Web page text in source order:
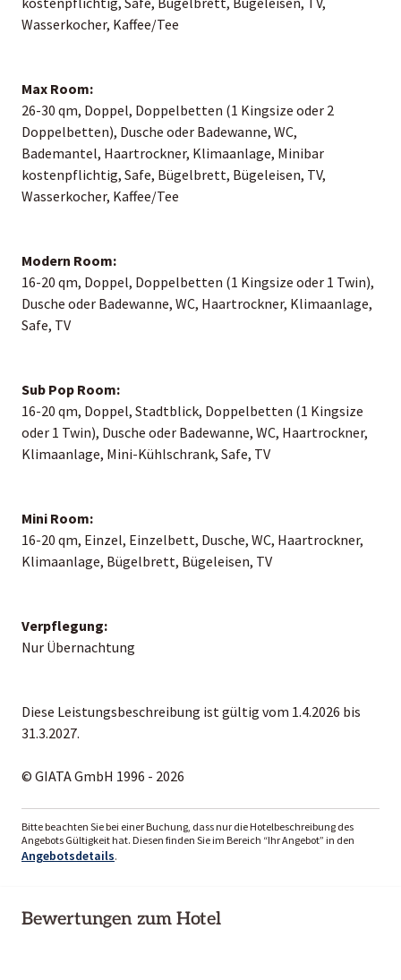
Wasserkocher, Kaffee/Tee
Max Room:
26-30 qm, Doppel, Doppelbetten (1 Kingsize oder 2
Doppelbetten), Dusche oder Badewanne, WC,
Bademantel, Haartrockner, Klimaanlage, Minibar
kostenpflichtig, Safe, Bügelbrett, Bügeleisen, TV,
Wasserkocher, Kaffee/Tee
Modern Room:
16-20 qm, Doppel, Doppelbetten (1 Kingsize oder 1 Twin),
Dusche oder Badewanne, WC, Haartrockner, Klimaanlage,
Safe, TV
Sub Pop Room:
16-20 qm, Doppel, Stadtblick, Doppelbetten (1 Kingsize
oder 1 Twin), Dusche oder Badewanne, WC, Haartrockner,
Klimaanlage, Mini-Kühlschrank, Safe, TV
Mini Room:
16-20 qm, Einzel, Einzelbett, Dusche, WC, Haartrockner,
Klimaanlage, Bügelbrett, Bügeleisen, TV
Verpflegung:
Nur Übernachtung
Diese Leistungsbeschreibung ist gültig vom 1.4.2026 bis
31.3.2027.
© GIATA GmbH 1996 - 2026
Bitte beachten Sie bei einer Buchung, dass nur die Hotelbeschreibung des
Angebots Gültigkeit hat. Diesen finden Sie im Bereich “Ihr Angebot” in den
Angebotsdetails.
Bewertungen zum Hotel